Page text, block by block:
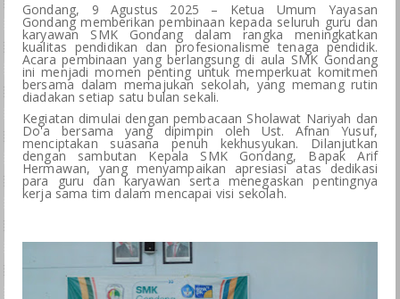
JURUSAN
LASKURIN
TEFA & WIRAUSAHA
PKL PRAKRIN
BKK
Gondang, 9 Agustus 2025 – Ketua Umum Yayasan
Gondang memberikan pembinaan kepada seluruh guru dan
karyawan SMK Gondang dalam rangka meningkatkan
kualitas pendidikan dan profesionalisme tenaga pendidik.
Acara pembinaan yang berlangsung di aula SMK Gondang
ini menjadi momen penting untuk memperkuat komitmen
bersama dalam memajukan sekolah, yang memang rutin
diadakan setiap satu bulan sekali.
Kegiatan dimulai dengan pembacaan Sholawat Nariyah dan
Do'a bersama yang dipimpin oleh Ust. Afnan Yusuf,
menciptakan suasana penuh kekhusyukan. Dilanjutkan
dengan sambutan Kepala SMK Gondang, Bapak Arif
Hermawan, yang menyampaikan apresiasi atas dedikasi
para guru dan karyawan serta menegaskan pentingnya
kerja sama tim dalam mencapai visi sekolah.